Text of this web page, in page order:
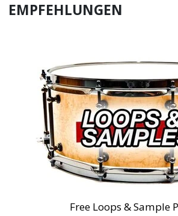
EMPFEHLUNGEN
Free Loops & Sample